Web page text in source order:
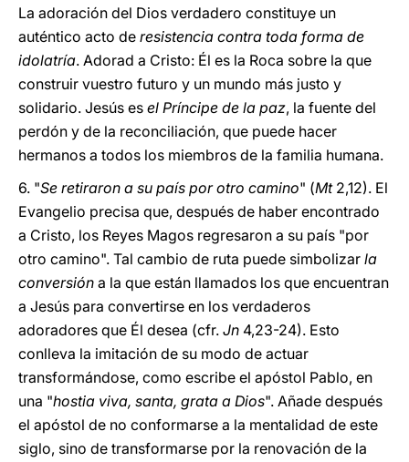
La adoración del Dios verdadero constituye un
auténtico acto de resistencia contra toda forma de
idolatría. Adorad a Cristo: Él es la Roca sobre la que
construir vuestro futuro y un mundo más justo y
solidario. Jesús es el Príncipe de la paz, la fuente del
perdón y de la reconciliación, que puede hacer
hermanos a todos los miembros de la familia humana.
6. "Se retiraron a su país por otro camino" (Mt2,12). El
Evangelio precisa que, después de haber encontrado
a Cristo, los Reyes Magos regresaron a su país "por
otro camino". Tal cambio de ruta puede simbolizar la
conversión a la que están llamados los que encuentran
a Jesús para convertirse en los verdaderos
adoradores que Él desea (cfr. Jn 4,23-24). Esto
conlleva la imitación de su modo de actuar
transformándose, como escribe el apóstol Pablo, en
una "hostia viva, santa, grata a Dios". Añade después
el apóstol de no conformarse a la mentalidad de este
siglo, sino de transformarse por la renovación de la